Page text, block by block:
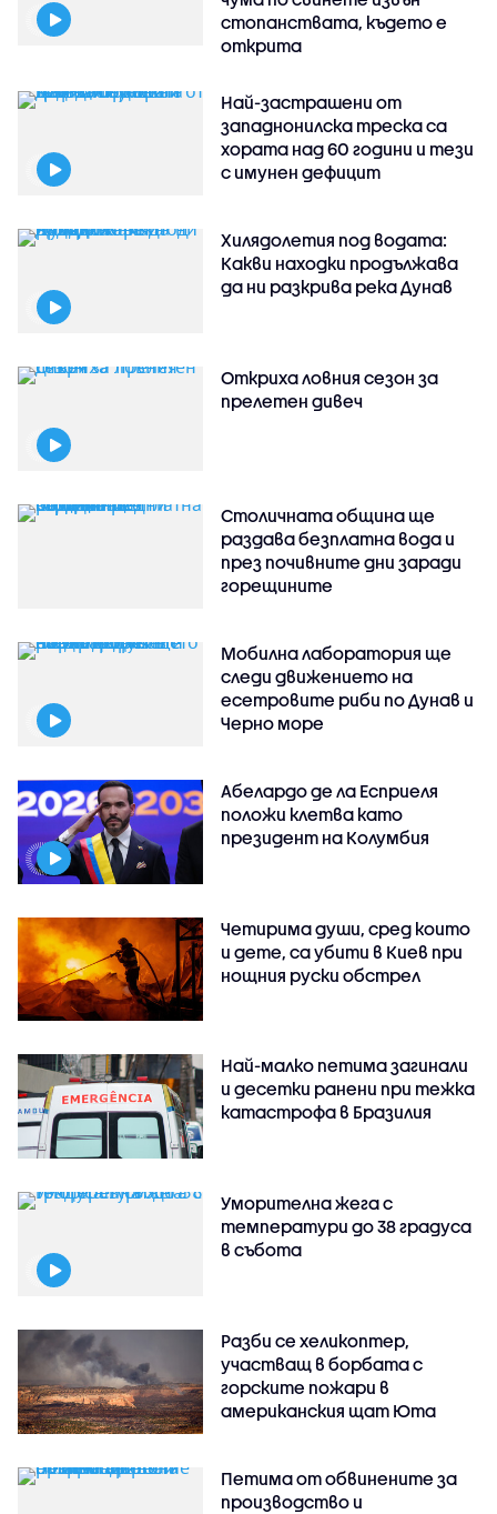
стопанствата, където е
открита
Най-застрашени от
западнонилска треска са
хората над 60 години и тези
с имунен дефицит
Хилядолетия под водата:
Какви находки продължава
да ни разкрива река Дунав
Откриха ловния сезон за
прелетен дивеч
Столичната община ще
раздава безплатна вода и
през почивните дни заради
горещините
Мобилна лаборатория ще
следи движението на
есетровите риби по Дунав и
Черно море
Абелардо де ла Есприеля
положи клетва като
президент на Колумбия
Четирима души, сред които
и дете, са убити в Киев при
нощния руски обстрел
Най-малко петима загинали
и десетки ранени при тежка
катастрофа в Бразилия
Уморителна жега с
температури до 38 градуса
в събота
Разби се хеликоптер,
участващ в борбата с
горските пожари в
американския щат Юта
Петима от обвинените за
производство и